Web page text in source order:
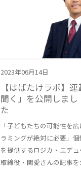
2023年06月14日
【はばたけラボ】
聞く」を公開しまし
た
「子どもたちの可能性を
ラミングが絶対に必要」
を提供するロジカ・エデ
取締役・関愛さんの記事を